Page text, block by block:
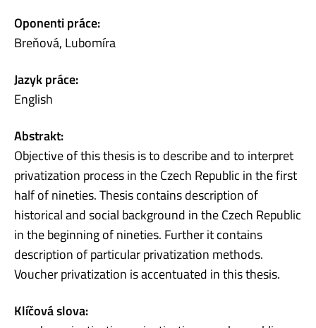
Oponenti práce:
Breňová, Lubomíra
Jazyk práce:
English
Abstrakt:
Objective of this thesis is to describe and to interpret
privatization process in the Czech Republic in the first
half of nineties. Thesis contains description of
historical and social background in the Czech Republic
in the beginning of nineties. Further it contains
description of particular privatization methods.
Voucher privatization is accentuated in this thesis.
Klíčová slova: